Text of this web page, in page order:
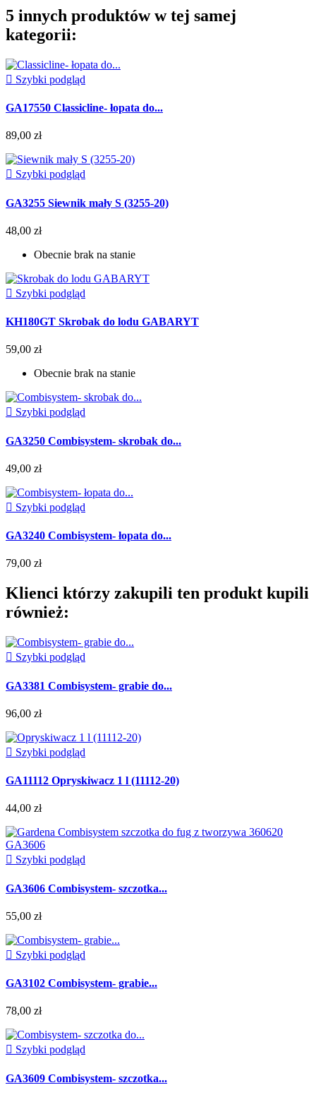
5 innych produktów w tej samej
kategorii:
 Szybki podgląd
GA17550 Classicline- łopata do...
89,00 zł
 Szybki podgląd
GA3255 Siewnik mały S (3255-20)
48,00 zł
Obecnie brak na stanie
 Szybki podgląd
KH180GT Skrobak do lodu GABARYT
59,00 zł
Obecnie brak na stanie
 Szybki podgląd
GA3250 Combisystem- skrobak do...
49,00 zł
 Szybki podgląd
GA3240 Combisystem- łopata do...
79,00 zł
Klienci którzy zakupili ten produkt kupili
również:
 Szybki podgląd
GA3381 Combisystem- grabie do...
96,00 zł
 Szybki podgląd
GA11112 Opryskiwacz 1 l (11112-20)
44,00 zł
 Szybki podgląd
GA3606 Combisystem- szczotka...
55,00 zł
 Szybki podgląd
GA3102 Combisystem- grabie...
78,00 zł
 Szybki podgląd
GA3609 Combisystem- szczotka...